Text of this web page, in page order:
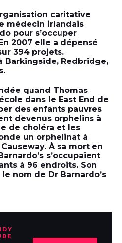
caritative
médecin irlandais
pour s’occuper
2007 elle a dépensé
394 projets.
Barkingside, Redbridge,
quand Thomas
dans le East End de
des enfants pauvres
devenus orphelins à
de choléra et les
un orphelinat à
Causeway. À sa mort en
s’occupaient
à 96 endroits. Son
nom de Dr Barnardo’s